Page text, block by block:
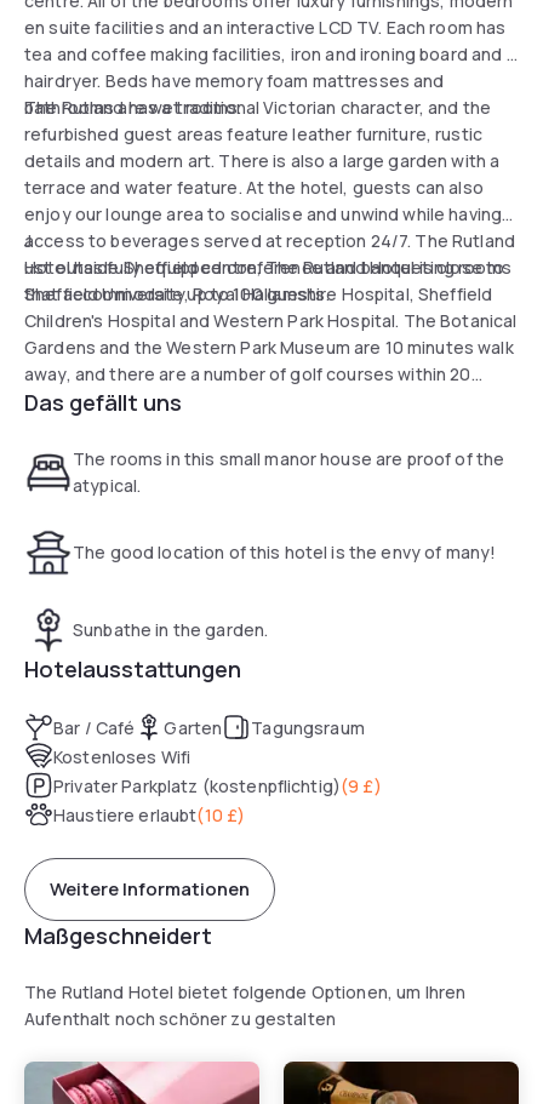
en suite facilities and an interactive LCD TV. Each room has
tea and coffee making facilities, iron and ironing board and a
hairdryer. Beds have memory foam mattresses and
bathrooms are wet rooms.
The Rutland has a traditional Victorian character, and the
refurbished guest areas feature leather furniture, rustic
details and modern art. There is also a large garden with a
terrace and water feature. At the hotel, guests can also
enjoy our lounge area to socialise and unwind while having
access to beverages served at reception 24/7. The Rutland
Hotel has fully equipped conference and banqueting rooms
that accommodate up to 100 guests.
J
ust outside Sheffield centre, The Rutland Hotel is close to
Sheffield University, Royal Hallamshire Hospital, Sheffield
Children's Hospital and Western Park Hospital. The Botanical
Gardens and the Western Park Museum are 10 minutes walk
away, and there are a number of golf courses within 20
minutes’ drive.
Das gefällt uns
The rooms in this small manor house are proof of the
atypical.
The good location of this hotel is the envy of many!
Sunbathe in the garden.
Hotelausstattungen
Bar / Café Garten
Tagungsraum
Kostenloses Wifi
Privater Parkplatz (kostenpflichtig)(9 £)
Haustiere erlaubt(10 £)
Weitere Informationen
Maßgeschneidert
The Rutland Hotel bietet folgende Optionen, um Ihren
Aufenthalt noch schöner zu gestalten